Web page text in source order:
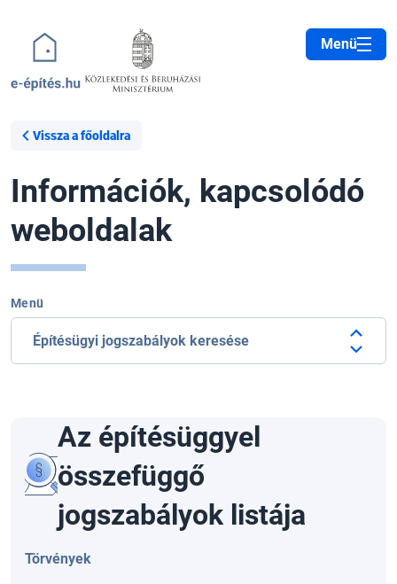
Menü
Vissza a főoldalra
Információk, kapcsolódó
weboldalak
Menü
Építésügyi jogszabályok keresése
Az építésüggyel
összefüggő
jogszabályok listája
Törvények